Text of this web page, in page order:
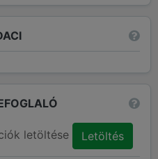
letöltése Letöltés